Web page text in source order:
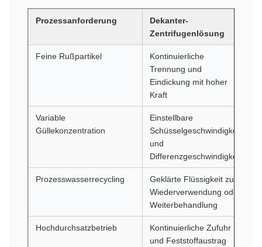
Prozessanforderung
Dekanter-
Zentrifugenlösung
Feine Rußpartikel
Kontinuierliche
Trennung und
Eindickung mit hoher
Kraft
Variable
Güllekonzentration
Einstellbare
Schüsselgeschwindigkeit
und
Differenzgeschwindigkeit
Prozesswasserrecycling
Geklärte Flüssigkeit zur
Wiederverwendung oder
Weiterbehandlung
Hochdurchsatzbetrieb
Kontinuierliche Zufuhr
und Feststoffaustrag